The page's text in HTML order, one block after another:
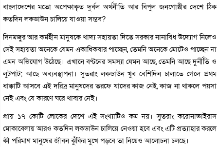
বাংলাদেশের মতো অপেক্ষাকৃত দুর্বল অর্থনীতি আর বিপুল জনগোষ্ঠীর দেশে ঠিক
কতদিন লকডাউন চালিয়ে যাওয়া সম্ভব?
দিনমজুর আর কর্মহীন মানুষকে খাদ্য সহায়তা দিতে সরকার নানাবিধ উদ্যোগ নিলেও
সেই সহায়তা অনেকে যেমন একাধিকবার পাচ্ছেন, তেমনি অনেকে মোটেও পাচ্ছেন না
এমন অভিযোগ উঠেছে। এখানে বণ্টনের সমস্যা যেমন আছে, তেমনি আছে দুর্নীতি ও
লুটপাট; আছে অব্যবস্থাপনা। সুতরাং লকডাউন খুব বেশিদিন চালাতে গেলে প্রথম
ধাক্কাটি আসবে এই দরিদ্র মানুষদের তরফে যাদের কাজ নেই, কাজ না থাকলে পয়সা
নেই এবং যে কারণে ঘরে খাবার নেই।
প্রায় ১৭ কোটি লোকের দেশে এই সংখ্যাটিও কম নয়। সুতরাং করোনাভাইরাস
মোকাবেলায় আরও কতদিন লকডাউন চালিয়ে নেওয়া হবে এবং এটি প্রত্যাহার করলে
কী পরিমাণ মানুষের জীবন ঝুঁকির মুখে পড়বে তা নিয়েও আলোচনা চলছে।